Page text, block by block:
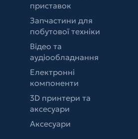
приставок
Запчастини для
побутової техніки
Відео та
аудіообладнання
Електронні
компоненти
3D принтери та
аксесуари
Аксесуари